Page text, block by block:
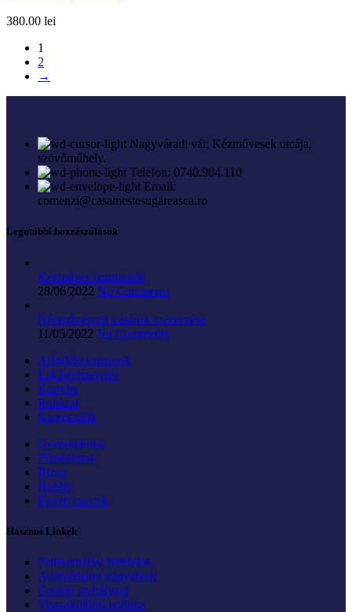
380.00 lei
1
2
→
Nagyváradi vár, Kézművesek utcája,
szövőműhely.
Telefon: 0740.904.110
Email:
comenzi@casamestesugareasca.ro
Legutóbbi hozzászólások
Kézműves bemutatók
28/06/2022 No Comments
Népművészeti vásárok szervezése
11/05/2022 No Comments
Ajándékcsomagok
Lakásfelszerelés
Konyha
Ruházat
Kiegészítők
Gyerekeknek
Fiataloknak
Bizsu
Hobby
Egyéb cuccok
Hasznos Linkek
Felhasználási feltételek
Adatvédelmi irányelvek
Cookie szabályzat
Visszaküldési politika